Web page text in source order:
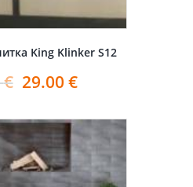
King Klinker S12
€ 29.00 €